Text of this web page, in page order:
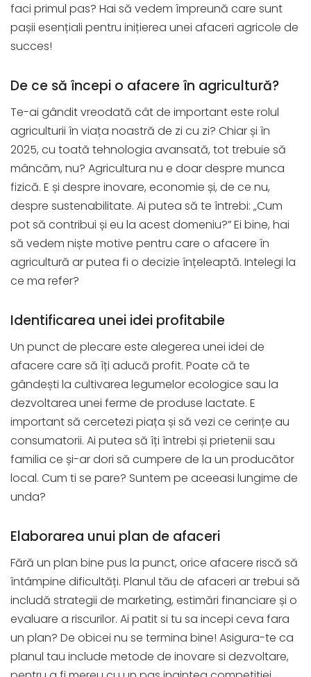
faci primul pas? Hai să vedem împreună care sunt
pașii esențiali pentru inițierea unei afaceri agricole de
succes!
De ce să începi o afacere în agricultură?
Te-ai gândit vreodată cât de important este rolul
agriculturii în viața noastră de zi cu zi? Chiar și în
2025, cu toată tehnologia avansată, tot trebuie să
mâncăm, nu? Agricultura nu e doar despre munca
fizică. E și despre inovare, economie și, de ce nu,
despre sustenabilitate. Ai putea să te întrebi: „Cum
pot să contribui și eu la acest domeniu?” Ei bine, hai
să vedem niște motive pentru care o afacere în
agricultură ar putea fi o decizie înțeleaptă. Intelegi la
ce ma refer?
Identificarea unei idei profitabile
Un punct de plecare este alegerea unei idei de
afacere care să îți aducă profit. Poate că te
gândești la cultivarea legumelor ecologice sau la
dezvoltarea unei ferme de produse lactate. E
important să cercetezi piața și să vezi ce cerințe au
consumatorii. Ai putea să îți întrebi și prietenii sau
familia ce și-ar dori să cumpere de la un producător
local. Cum ti se pare? Suntem pe aceeasi lungime de
unda?
Elaborarea unui plan de afaceri
Fără un plan bine pus la punct, orice afacere riscă să
întâmpine dificultăți. Planul tău de afaceri ar trebui să
includă strategii de marketing, estimări financiare și o
evaluare a riscurilor. Ai patit si tu sa incepi ceva fara
un plan? De obicei nu se termina bine! Asigura-te ca
planul tau include metode de inovare si dezvoltare,